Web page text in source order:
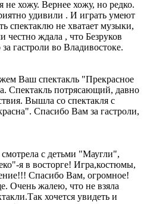
не хожу. Вернее хожу, но редко.
удивили . И играть умеют
спектаклю не хватает музыки,
ждала , что Безруков
гастроли во Владивостоке.
Ваш спектакль "Прекрасное
Спектакль потрясающий, давно
Вышла со спектакля с
Спасибо Вам за гастроли,
с детьми "Маугли",
я в восторге! Игра,костюмы,
Спасибо Вам, огромное!
Очень жалею, что не взяла
хочется увидеть и